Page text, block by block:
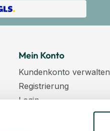
Mein Konto
Kundenkonto verwalten
Registrierung
Login